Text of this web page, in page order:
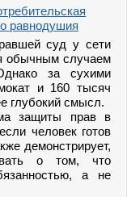
равнодушия
суд у сети
обычным случаем
за сухими
и 160 тысяч
глубокий смысл.
защиты прав в
человек готов
демонстрирует,
о том, что
а не